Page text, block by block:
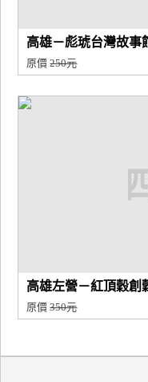
高雄－彪琥台灣故事
原價250元
高雄左營－紅頂穀創
原價350元